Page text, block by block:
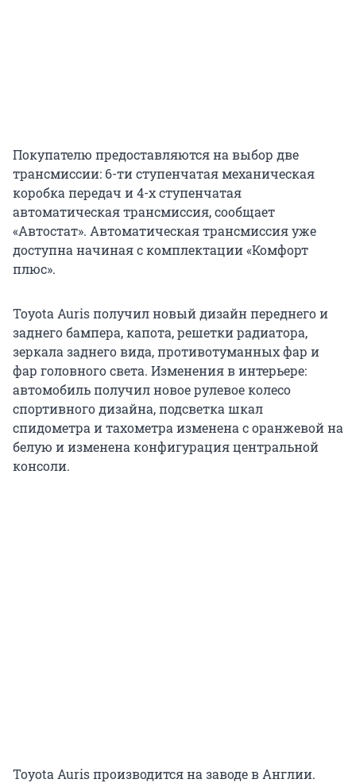
Покупателю предоставляются на выбор две
трансмиссии: 6-ти ступенчатая механическая
коробка передач и 4-х ступенчатая
автоматическая трансмиссия, сообщает
«Автостат». Автоматическая трансмиссия уже
доступна начиная с комплектации «Комфорт
плюс».
Toyota Auris получил новый дизайн переднего и
заднего бампера, капота, решетки радиатора,
зеркала заднего вида, противотуманных фар и
фар головного света. Изменения в интерьере:
автомобиль получил новое рулевое колесо
спортивного дизайна, подсветка шкал
спидометра и тахометра изменена с оранжевой на
белую и изменена конфигурация центральной
консоли.
Toyota Auris производится на заводе в Англии.